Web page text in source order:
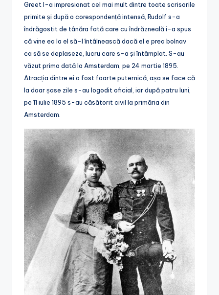
Greet l-a impresionat cel mai mult dintre toate scrisorile
primite și după o corespondență intensă, Rudolf s-a
îndrăgostit de tânăra fată care cu îndrăzneală i-a spus
că vine ea la el să-l întâlnească dacă el e prea bolnav
ca să se deplaseze, lucru care s-a și întâmplat. S-au
văzut prima dată la Amsterdam, pe 24 martie 1895.
Atracția dintre ei a fost foarte puternică, așa se face că
la doar șase zile s-au logodit oficial, iar după patru luni,
pe 11 iulie 1895 s-au căsătorit civil la primăria din
Amsterdam.